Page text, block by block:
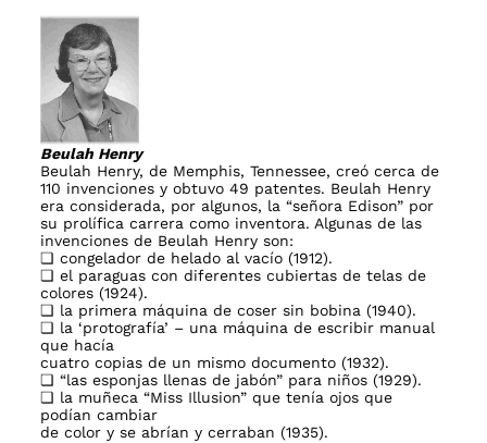
Beulah Henry
Beulah Henry, de Memphis, Tennessee, creó cerca de
110 invenciones y obtuvo 49 patentes. Beulah Henry
era considerada, por algunos, la “señora Edison” por
su prolífica carrera como inventora. Algunas de las
invenciones de Beulah Henry son:
❏ congelador de helado al vacío (1912).
❏ el paraguas con diferentes cubiertas de telas de
colores (1924).
❏ la primera máquina de coser sin bobina (1940).
❏ la ‘protografía’ – una máquina de escribir manual
que hacía
cuatro copias de un mismo documento (1932).
❏ “las esponjas llenas de jabón” para niños (1929).
❏ la muñeca “Miss Illusion” que tenía ojos que
podían cambiar
de color y se abrían y cerraban (1935).